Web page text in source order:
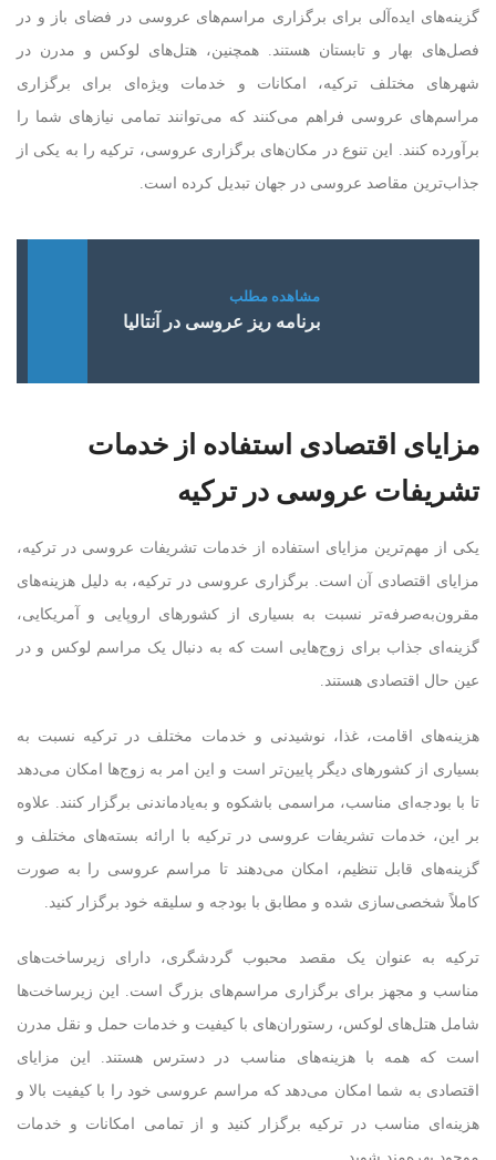
گزینه‌های ایده‌آلی برای برگزاری مراسم‌های عروسی در فضای باز و در
فصل‌های بهار و تابستان هستند. همچنین، هتل‌های لوکس و مدرن در
شهرهای مختلف ترکیه، امکانات و خدمات ویژه‌ای برای برگزاری
مراسم‌های عروسی فراهم می‌کنند که می‌توانند تمامی نیازهای شما را
برآورده کنند. این تنوع در مکان‌های برگزاری عروسی، ترکیه را به یکی از
جذاب‌ترین مقاصد عروسی در جهان تبدیل کرده است.
برنامه ریز عروسی در آنتالیا
مزایای اقتصادی استفاده از خدمات
تشریفات عروسی در ترکیه
یکی از مهم‌ترین مزایای استفاده از خدمات تشریفات عروسی در ترکیه،
مزایای اقتصادی آن است. برگزاری عروسی در ترکیه، به دلیل هزینه‌های
مقرون‌به‌صرفه‌تر نسبت به بسیاری از کشورهای اروپایی و آمریکایی،
گزینه‌ای جذاب برای زوج‌هایی است که به دنبال یک مراسم لوکس و در
عین حال اقتصادی هستند.
هزینه‌های اقامت، غذا، نوشیدنی و خدمات مختلف در ترکیه نسبت به
بسیاری از کشورهای دیگر پایین‌تر است و این امر به زوج‌ها امکان می‌دهد
تا با بودجه‌ای مناسب، مراسمی باشکوه و به‌یادماندنی برگزار کنند. علاوه
بر این، خدمات تشریفات عروسی در ترکیه با ارائه بسته‌های مختلف و
گزینه‌های قابل تنظیم، امکان می‌دهند تا مراسم عروسی را به صورت
کاملاً شخصی‌سازی شده و مطابق با بودجه و سلیقه خود برگزار کنید.
ترکیه به عنوان یک مقصد محبوب گردشگری، دارای زیرساخت‌های
مناسب و مجهز برای برگزاری مراسم‌های بزرگ است. این زیرساخت‌ها
شامل هتل‌های لوکس، رستوران‌های با کیفیت و خدمات حمل و نقل مدرن
است که همه با هزینه‌های مناسب در دسترس هستند. این مزایای
اقتصادی به شما امکان می‌دهد که مراسم عروسی خود را با کیفیت بالا و
هزینه‌ای مناسب در ترکیه برگزار کنید و از تمامی امکانات و خدمات